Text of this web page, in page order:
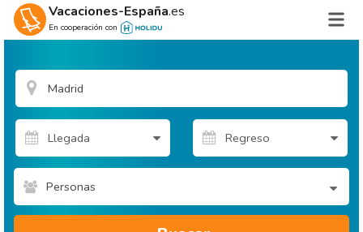
Vacaciones-España.es
En cooperación con
Personas